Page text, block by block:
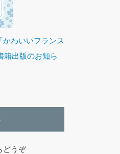
わいいフランス
籍出版のお知ら
どうぞ